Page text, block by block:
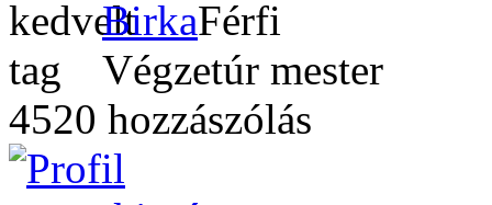
Birka
Végzetúr mester
4520 hozzászólás